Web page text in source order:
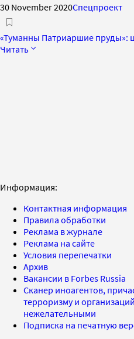
30 November 2020Спецпроект
«Туманны Патриаршие пруды»:
Читать
Информация:
Контактная информация
Правила обработки
Реклама в журнале
Реклама на сайте
Условия перепечатки
Архив
Вакансии в Forbes Russia
Сканер иноагентов,
терроризму и
нежелательными
Подписка на печатную